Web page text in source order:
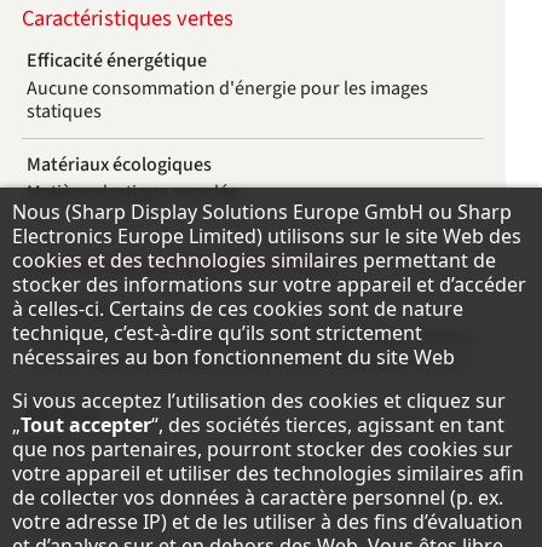
Caractéristiques vertes
Efficacité énergétique
Aucune consommation d'énergie pour les images
statiques
Matériaux écologiques
Matière plastique recyclée
Caractéristiques supplémentaires
Fourniture
Adaptateur d'alimentation CA; Affichage; Cable Clamps;
Cordon d'alimentation; Supports de suspension et vis
Garantie
3 ans
Security
IEEE802.1X (WiFi)
Remarque concernant la protection des
Nous (Sharp Display Solutions Europe GmbH ou Sharp
Electronics Europe Limited) utilisons sur le site Web des
cookies et des technologies similaires permettant de
stocker des informations sur votre appareil et d’accéder
à celles-ci. Certains de ces cookies sont de nature
technique, c’est-à-dire qu’ils sont strictement
nécessaires au bon fonctionnement du site Web
Si vous acceptez l’utilisation des cookies et cliquez sur
„Tout accepter“, des sociétés tierces, agissant en tant
que nos partenaires, pourront stocker des cookies sur
votre appareil et utiliser des technologies similaires afin
de collecter vos données à caractère personnel (p. ex.
votre adresse IP) et de les utiliser à des fins d’évaluation